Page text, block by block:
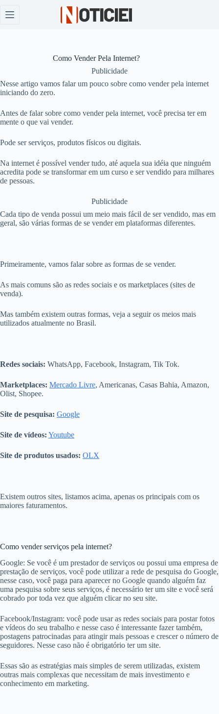
para
Como Vender Pela Internet?
Publicidade
Nesse artigo vamos falar um pouco sobre como vender pela internet
iniciando do zero.
Antes de falar sobre como vender pela internet, você precisa ter em
mente o que vai vender.
Pode ser serviços, produtos físicos ou digitais.
Na internet é possível vender tudo, até aquela sua idéia que ninguém
acredita pode se transformar em um curso e ser vendido para milhares
de pessoas.
Publicidade
Cada tipo de venda possui um meio mais fácil de ser vendido, mas em
geral, são várias formas de se vender em plataformas diferentes.
Primeiramente, vamos falar sobre as formas de se vender.
As mais comuns são as redes sociais e os marketplaces (sites de
venda).
Mas também existem outras formas, veja a seguir os meios mais
utilizados atualmente no Brasil.
Redes sociais: WhatsApp, Facebook, Instagram, Tik Tok.
Marketplaces: Mercado Livre, Americanas, Casas Bahia, Amazon,
Olist, Shopee.
Site de pesquisa: Google
Site de vídeos: Youtube
Site de produtos usados: OLX
Existem outros sites, listamos acima, apenas os principais com os
maiores faturamentos.
Como vender serviços pela internet?
Google: Se você é um prestador de serviços ou possui uma empresa de
prestação de serviços, você pode utilizar a rede de pesquisa do Google,
nesse caso, você paga para aparecer no Google quando alguém faz
uma pesquisa sobre seus serviços, é necessário ter um site e você será
cobrado por toda vez que alguém clicar no seu site.
Facebook/Instagram: você pode usar as redes sociais para postar fotos
e vídeos do seu trabalho e nesse caso é interessante fazer também,
postagens patrocinadas para atingir mais pessoas e crescer o número de
seguidores. Nesse caso não é obrigatório ter um site.
Essas são as estratégias mais simples de serem utilizadas, existem
outras mais complexas que necessitam de mais investimento e
conhecimento em marketing.